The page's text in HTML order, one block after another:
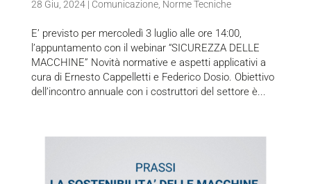
28 Giu, 2024| Comunicazione, Norme Tecniche
E’ previsto per mercoledì 3 luglio alle ore 14:00,
l’appuntamento con il webinar “SICUREZZA DELLE
MACCHINE” Novità normative e aspetti applicativi a
cura di Ernesto Cappelletti e Federico Dosio. Obiettivo
dell’incontro annuale con i costruttori del settore è...